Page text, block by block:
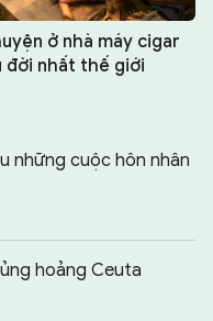
ở nhà máy cigar
đời nhất thế giới
những cuộc hôn nhân
hoảng Ceuta